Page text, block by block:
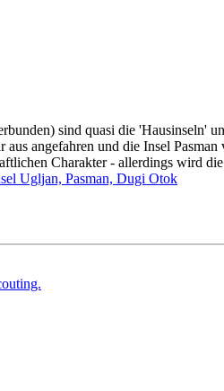
sind quasi die 'Hausinseln'
angefahren und die Insel
Charakter - allerdings wird
Ugljan, Pasman, Dugi Otok